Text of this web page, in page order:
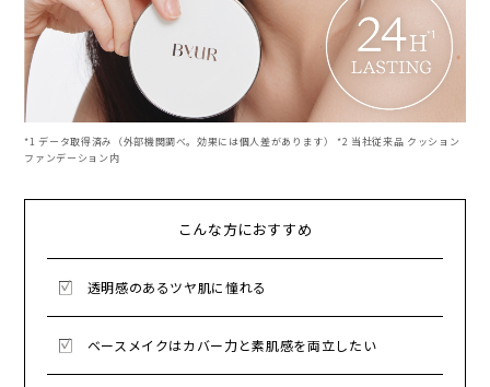
*1 データ取得済み（外部機関調べ。効果には個人差があります） *2 当社従来品 クッション
ファンデーション内
こんな方におすすめ
透明感のあるツヤ肌に憧れる
ベースメイクはカバー力と素肌感を両立したい